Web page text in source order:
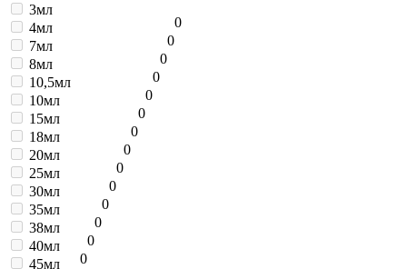
3мл
0
4мл
0
7мл
0
8мл
0
10,5мл
0
10мл
0
15мл
0
18мл
0
20мл
0
25мл
0
30мл
0
35мл
0
38мл
0
40мл
0
45мл